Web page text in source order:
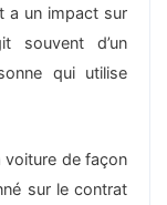
a un impact sur
souvent d’un
qui utilise
voiture de façon
sur le contrat